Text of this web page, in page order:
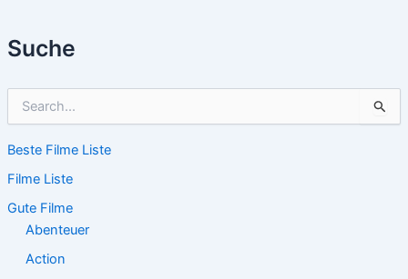
Suche
h
n
n
Beste Filme Liste
Filme Liste
Gute Filme
Abenteuer
Action